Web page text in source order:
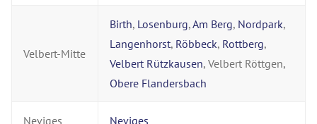
Velbert-Mitte
Birth, Losenburg,Am Berg, Nordpark,
Langenhorst, Röbbeck, Rottberg,
Velbert Rützkausen, Velbert Röttgen,
Obere Flandersbach
Neviges Neviges